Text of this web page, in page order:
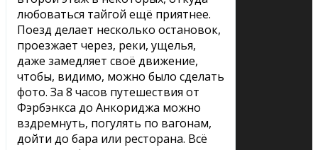
любоваться тайгой ещё приятнее.
Поезд делает несколько остановок,
проезжает через, реки, ущелья,
даже замедляет своё движение,
чтобы, видимо, можно было сделать
фото. За 8 часов путешествия от
Фэрбэнкса до Анкориджа можно
вздремнуть, погулять по вагонам,
дойти до бара или ресторана. Всё